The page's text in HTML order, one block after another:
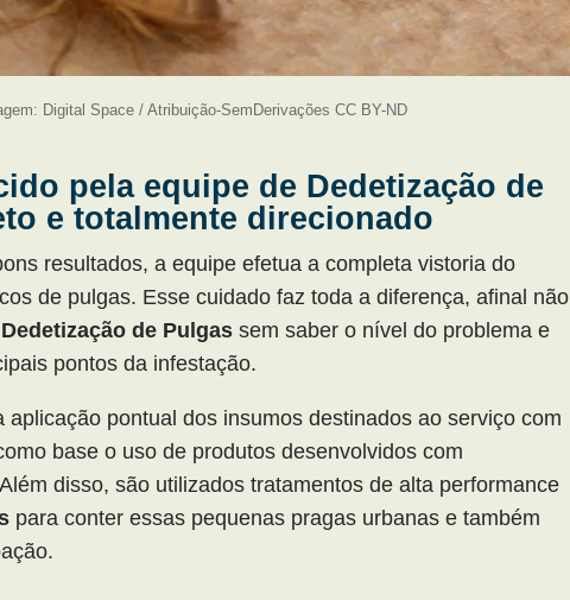
Digital Space / Atribuição-SemDerivações CC BY-ND
pela equipe de Dedetização de
e totalmente direcionado
resultados, a equipe efetua a completa vistoria do
de pulgas. Esse cuidado faz toda a diferença, afinal não
Dedetização de Pulgas sem saber o nível do problema e
pontos da infestação.
aplicação pontual dos insumos destinados ao serviço com
base o uso de produtos desenvolvidos com
disso, são utilizados tratamentos de alta performance
para conter essas pequenas pragas urbanas e também